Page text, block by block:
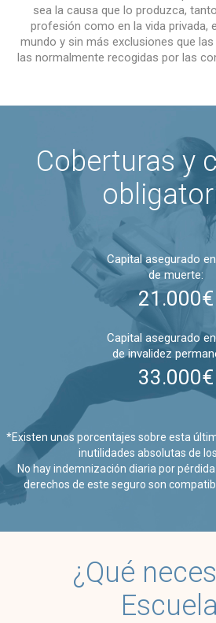
sea la causa que lo produzca,
profesión como en la vida privada,
mundo y sin más exclusiones que
las normalmente recogidas por las
Coberturas y
Capital asegurado
de muerte:
21.000€
Capital asegurado
de invalidez
33.000€
*Existen unos porcentajes sobre esta
inutilidades absolutas de
No hay indemnización diaria por
derechos de este seguro son
¿Qué